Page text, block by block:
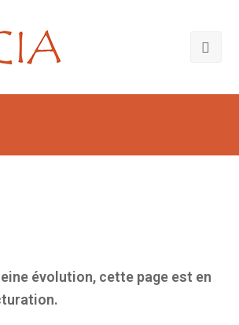
évolution, cette page est en